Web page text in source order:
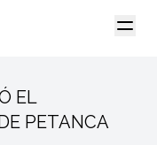
EL
PETANCA